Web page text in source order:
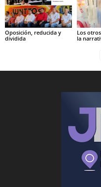
Oposición, reducida y
dividida
Los
la